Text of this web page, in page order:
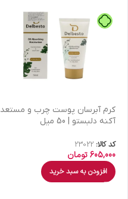
كرم آبرسان پوست چرب و مستعد
آکنه دلبستو | 50 میل
کد کالا: 23022
605,000تومان
افزودن به سبد خرید